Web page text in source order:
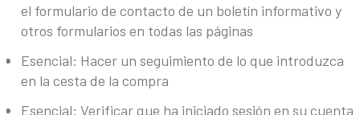
el formulario de contacto de un boletín informativo y
otros formularios en todas las páginas
Esencial: Hacer un seguimiento de lo que introduzca
en la cesta de la compra
Esencial: Verificar que ha iniciado sesión en su cuenta